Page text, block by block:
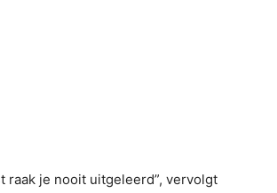
raak je nooit uitgeleerd”, vervolgt